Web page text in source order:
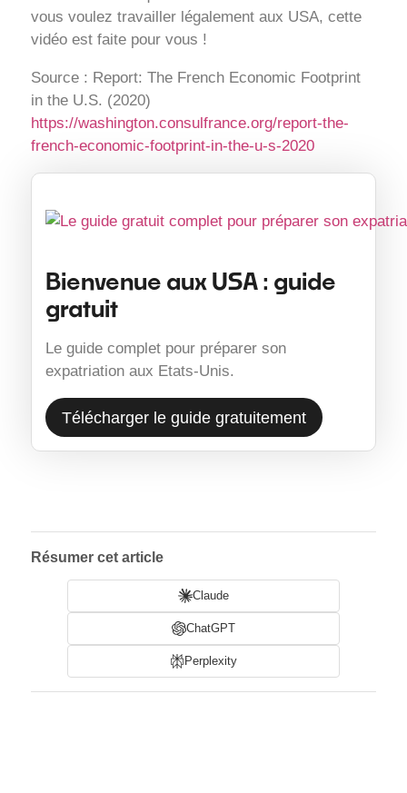
vous voulez travailler légalement aux USA, cette
vidéo est faite pour vous !
Source : Report: The French Economic Footprint
in the U.S. (2020)
https://washington.consulfrance.org/report-the-
french-economic-footprint-in-the-u-s-2020
Bienvenue aux USA : guide
gratuit
Le guide complet pour préparer son
expatriation aux Etats-Unis.
Télécharger le guide gratuitement
Résumer cet article
Claude
ChatGPT
Perplexity